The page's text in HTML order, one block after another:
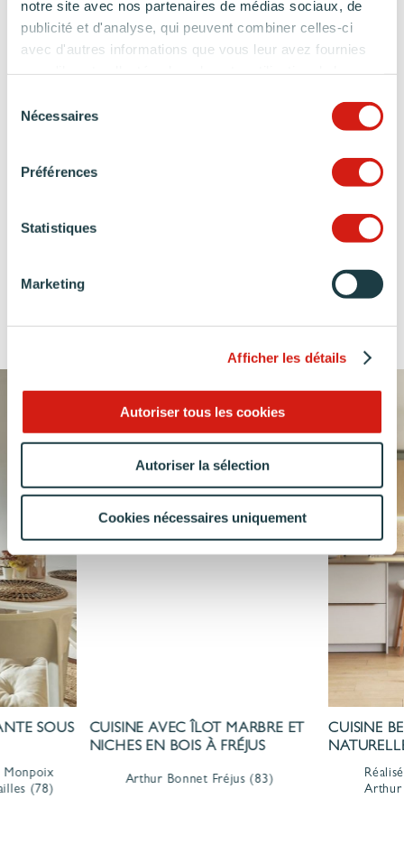
notre site avec nos partenaires de médias sociaux, de
publicité et d'analyse, qui peuvent combiner celles-ci
avec d'autres informations que vous leur avez fournies
Nécessaires
Préférences
Statistiques
Marketing
Afficher les détails
Autoriser tous les cookies
Autoriser la sélection
Cookies nécessaires uniquement
CÉLESTE
l’espace
FAUBOURG
d’authenticité
DÉCOUVREZ LES PETITES CUISINES
SOUS
Monpoix
(78)
CUISINE AVEC ÎLOT MARBRE ET
NICHES EN BOIS À FRÉJUS
Arthur Bonnet Fréjus (83)
CUISINE
Arthur